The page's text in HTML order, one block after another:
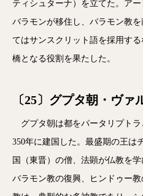
ティシュターナ）を立てた。ア
バラモンが移住し、バラモン教
てはサンスクリット語を採用す
橋となる役割を果たした。
〔25〕グプタ朝・ヴァ
グプタ朝は都をパータリプト
350年に建国した。最盛期の王は
国（東晋）の僧、法顕が仏教を
バラモン教の復興、ヒンドゥー